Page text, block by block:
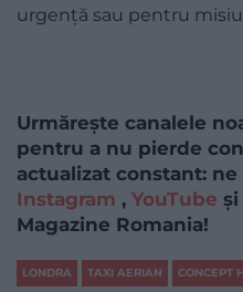
urgență sau pentru
Urmărește canalele
pentru a nu pierde
actualizat constant: ne
Instagram , YouTube și
Magazine Romania!
LONDRA TAXI AERIAN CONCEPT